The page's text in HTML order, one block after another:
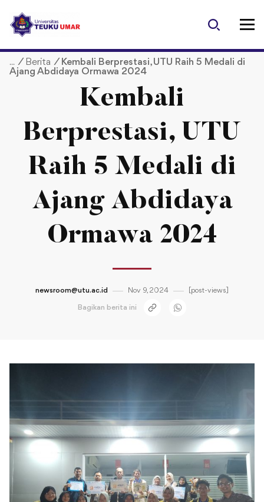
p
/ Berita / Kembali Berprestasi, UTU Raih 5 Medali di
Ajang Abdidaya Ormawa 2024
Kembali
Berprestasi, UTU
Raih 5 Medali di
Ajang Abdidaya
Ormawa 2024
newsroom@utu.ac.id Nov 9, 2024 [post-views]
Bagikan berita ini